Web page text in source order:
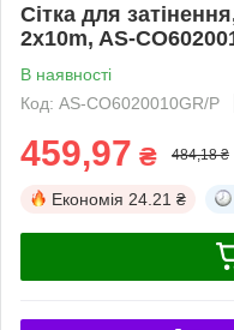
Сітка для
2x10m, AS-
В наявності
Код: AS-CO6020010GR/P
459,97 ₴ 484,18 ₴
Економія 24.21 ₴